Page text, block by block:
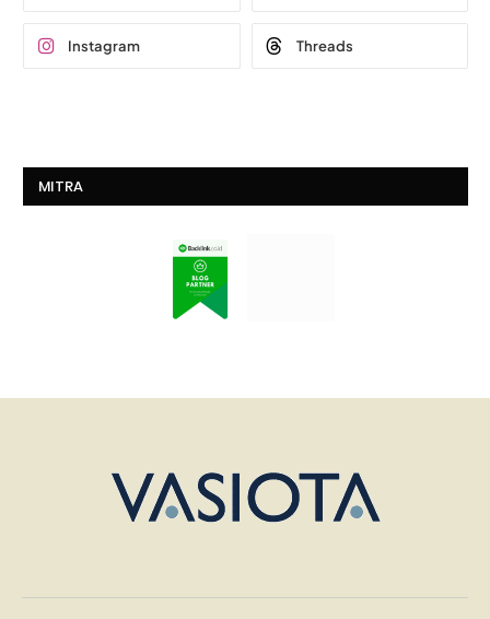
Instagram Threads
MITRA